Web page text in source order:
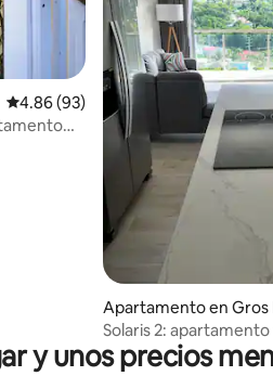
Calificación promedio: 4.86 de 5, 93
4.86 (93)
Apartamento en Gros
Solaris 2:
lugares turísticos
y unos precios